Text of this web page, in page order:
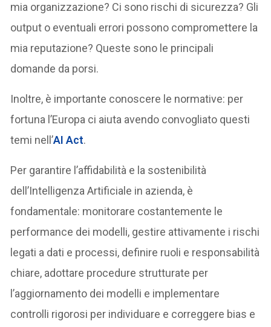
mia organizzazione? Ci sono rischi di sicurezza? Gli
output o eventuali errori possono compromettere la
mia reputazione? Queste sono le principali
domande da porsi.
Inoltre, è importante conoscere le normative: per
fortuna l’Europa ci aiuta avendo convogliato questi
temi nell’AI Act.
Per garantire l’affidabilità e la sostenibilità
dell’Intelligenza Artificiale in azienda, è
fondamentale: monitorare costantemente le
performance dei modelli, gestire attivamente i rischi
legati a dati e processi, definire ruoli e responsabilità
chiare, adottare procedure strutturate per
l’aggiornamento dei modelli e implementare
controlli rigorosi per individuare e correggere bias e